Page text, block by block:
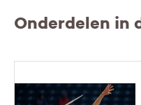
Onderdelen in